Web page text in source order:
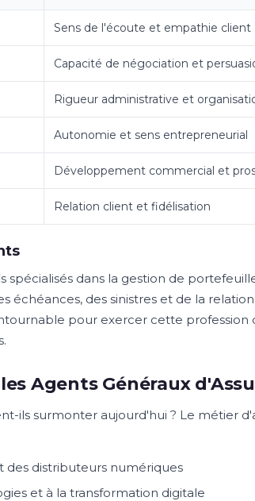
Sens de l'écoute et empathie client
Capacité de négociation et
Rigueur administrative et
Autonomie et sens entrepreneurial
Développement commercial et
Relation client et fidélisation
dans la gestion de
échéances, des sinistres et de la
pour exercer cette profession
Agents Généraux
ils surmonter aujourd'hui ? Le métier
des distributeurs numériques
et à la transformation digitale